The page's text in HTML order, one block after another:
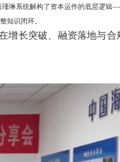
瑾琳系统解构了资本运作的底层逻辑
知识闭环。
增长突破、融资落地与